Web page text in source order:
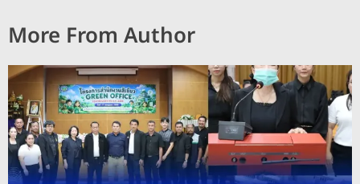
More From Author